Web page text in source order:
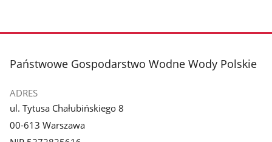
stopka
Państwowe Gospodarstwo Wodne Wody Polskie
ADRES
ul. Tytusa Chałubińskiego 8
00-613 Warszawa